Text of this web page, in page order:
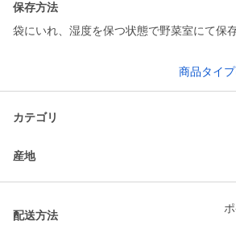
保存方法
袋にいれ、湿度を保つ状態で野菜室にて保
商品タイ
カテゴリ
産地
配送方法